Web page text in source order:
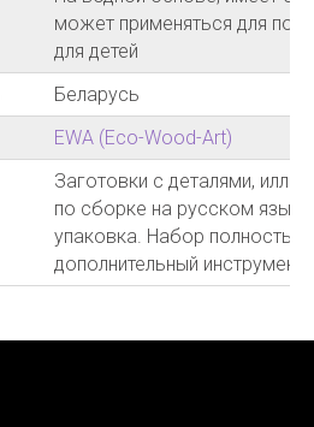
может применяться для
для детей
Беларусь
EWA (Eco-Wood-Art)
Заготовки с деталями,
по сборке на русском
упаковка. Набор полностью
дополнительный инструмент